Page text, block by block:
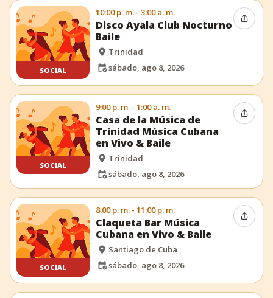
SOCIAL
10:00 p. m. - 3:00 a. m.
Disco Ayala Club Nocturno
Baile
Trinidad
sábado, ago 8, 2026
SOCIAL
9:00 p. m. - 1:00 a. m.
Casa de la Música de
Trinidad Música Cubana
en Vivo & Baile
Trinidad
sábado, ago 8, 2026
SOCIAL
8:00 p. m. - 11:00 p. m.
Claqueta Bar Música
Cubana en Vivo & Baile
Santiago de Cuba
sábado, ago 8, 2026